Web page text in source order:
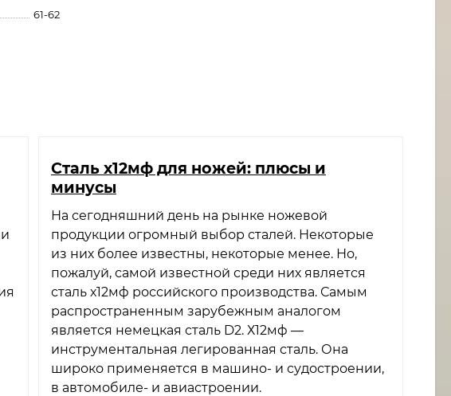
61-62
Сталь х12мф для ножей: плюсы и
минусы
На сегодняшний день на рынке ножевой
продукции огромный выбор сталей. Некоторые
из них более известны, некоторые менее. Но,
пожалуй, самой известной среди них является
сталь х12мф российского производства. Самым
распространенным зарубежным аналогом
является немецкая сталь D2. Х12мф —
инструментальная легированная сталь. Она
широко применяется в машино- и судостроении,
в автомобиле- и авиастроении.